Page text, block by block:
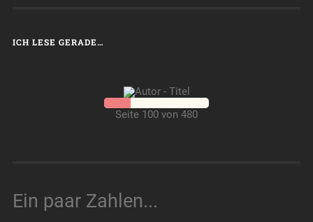
ICH LESE GERADE…
Seite 100 von 480
Ein paar Zahlen...